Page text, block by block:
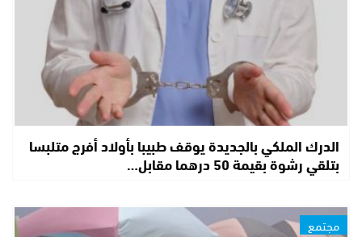
الدرك الملكي بالجديدة يوقف طبيبا بأولاد أفرج متلبسا
بتلقي رشوة بقيمة 50 درهما مقابل…
مجتمع